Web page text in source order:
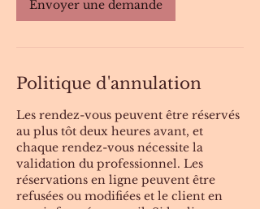
n
Envoyer une demande
Politique d'annulation
Les rendez-vous peuvent être réservés
au plus tôt deux heures avant, et
chaque rendez-vous nécessite la
validation du professionnel. Les
réservations en ligne peuvent être
refusées ou modifiées et le client en